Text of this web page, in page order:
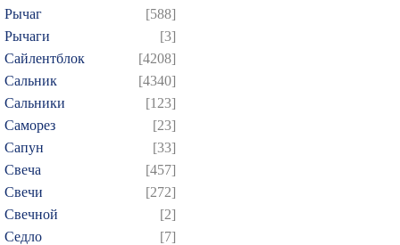
Рычаг
[588]
Рычаги
[3]
Сайлентблок
[4208]
Сальник
[4340]
Сальники
[123]
Саморез
[23]
Сапун
[33]
Свеча
[457]
Свечи
[272]
Свечной
[2]
Седло
[7]